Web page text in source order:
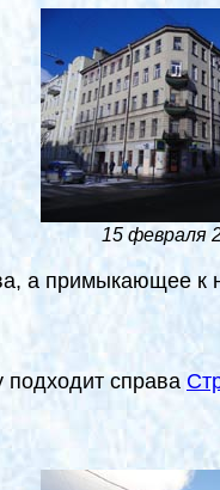
15 февраля
а примыкающее
подходит справа